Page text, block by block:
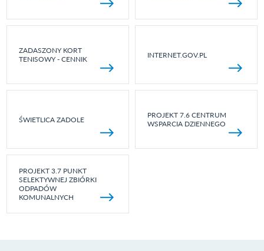
ZADASZONY KORT
TENISOWY - CENNIK
INTERNET.GOV.PL
ŚWIETLICA ZADOLE
PROJEKT 7.6 CENTRUM
WSPARCIA DZIENNEGO
PROJEKT 3.7 PUNKT
SELEKTYWNEJ ZBIÓRKI
ODPADÓW
KOMUNALNYCH